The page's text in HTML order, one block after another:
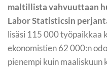
maltillista vahvuuttaan
Labor Statisticsin
lisäsi 115 000 työpaikkaa
ekonomistien 62 000:n
pienempi kuin